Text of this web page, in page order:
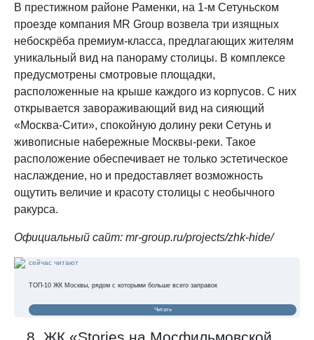
В престижном районе Раменки, на 1-м Сетуньском
проезде компания MR Group возвела три изящных
небоскрёба премиум-класса, предлагающих жителям
уникальный вид на панораму столицы. В комплексе
предусмотрены смотровые площадки,
расположенные на крыше каждого из корпусов. С них
открывается завораживающий вид на сияющий
«Москва-Сити», спокойную долину реки Сетунь и
живописные набережные Москвы-реки. Такое
расположение обеспечивает не только эстетическое
наслаждение, но и предоставляет возможность
ощутить величие и красоту столицы с необычного
ракурса.
Официальный сайт: mr-group.ru/projects/zhk-hide/
сейчас читают
ТОП-10 ЖК Москвы, рядом с которыми больше всего заправок
Читать